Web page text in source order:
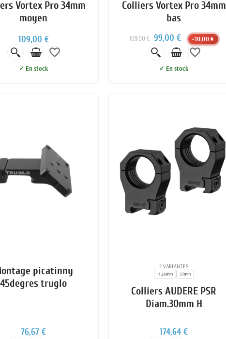
Vortex Pro 34mm
moyen
109,00 €
favorite_border
✓ En stock
Colliers Vortex Pro 34mm
bas
109,00 € 99,00 € -10,00 €
favorite_border
✓ En stock
picatinny
45degres truglo
76,67 €
2 VARIANTES
H 26mm 37mm
Colliers AUDERE PSR
Diam.30mm H
174,64 €